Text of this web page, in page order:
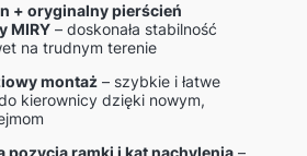
+ oryginalny pierścień
MIRY – doskonała stabilność
na trudnym terenie
montaż – szybkie i łatwe
kierownicy dzięki nowym,